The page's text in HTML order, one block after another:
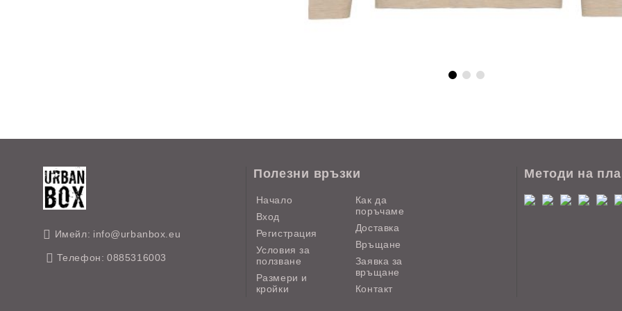
Имейл: info@urbanbox.eu
Телефон: 0885316003
Полезни връзки
Начало
Вход
Регистрация
Условия за
ползване
Размери и
кройки
Как да
поръчаме
Доставка
Връщане
Заявка за
връщане
Контакт
Методи на